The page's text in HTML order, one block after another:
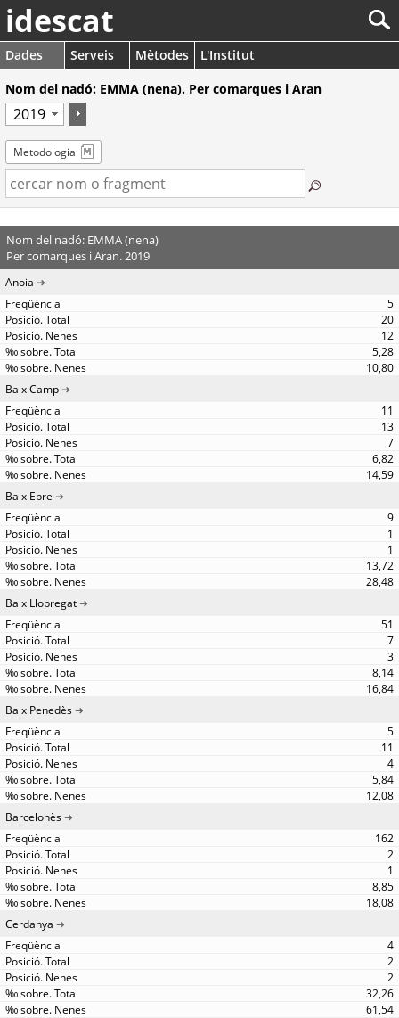
idescat
Dades Serveis Mètodes
L'Institut
Nom del nadó: EMMA (nena). Per comarques i Aran
Metodologia
Nom del nadó: EMMA (nena)
Per comarques i Aran. 2019
Anoia
5
20
12
5,28
10,80
Baix Camp
11
13
7
6,82
14,59
Baix Ebre
9
1
1
13,72
28,48
Baix Llobregat
51
7
3
8,14
16,84
Baix Penedès
5
11
4
5,84
12,08
Barcelonès
162
2
1
8,85
18,08
Cerdanya
4
2
2
32,26
61,54